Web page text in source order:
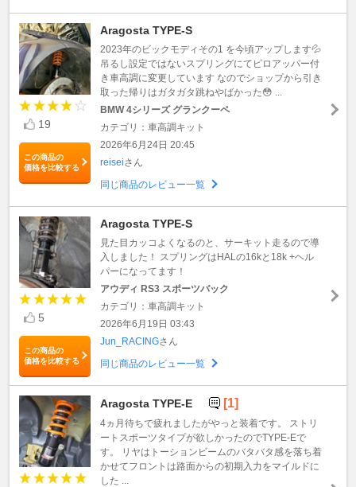
19
この商品の
価格を比較する
Aragosta TYPE-S
2023年のビックモディその1 を今頃アップします💦
吊るし設定ではないスプリングにてピロアッパー付
き車高調に変更しています なのでショップから引き
取った帰りはガタガタ跳ねやばかった😳 ...
BMW 4シリーズ グランクーペ
カテゴリ：車高調キット
2026年6月24日 20:45
reiseiさん
同じ商品のレビュー一覧
5
この商品の
価格を比較する
Aragosta TYPE-S
見た目カッコよくなるのと、サーキット走るので導
入しました！ スプリングはHALの16kと18k +ヘル
パーになってます！
アウディ RS3 スポーツバック
カテゴリ：車高調キット
2026年6月19日 03:43
Jun_RACINGさん
同じ商品のレビュー一覧
Aragosta TYPE-E [1]
4ヵ月待ちで疲れましたがやっと装着です。 ストリ
ートスポーツタイプが欲しかったのでTYPE-Eで
す。 リヤはトーションビームのバタバタ感を落ち着
かせてフロントは路面からの初期入力をマイルドに
した ...